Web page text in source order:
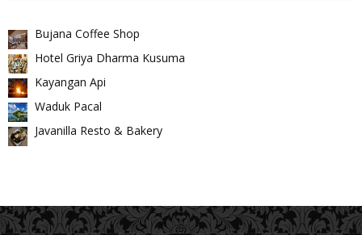
Bujana Coffee Shop
Hotel Griya Dharma Kusuma
Kayangan Api
Waduk Pacal
Javanilla Resto & Bakery